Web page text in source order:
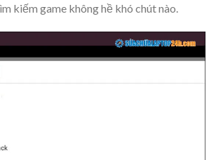
kiếm game không hề khó chút nào.